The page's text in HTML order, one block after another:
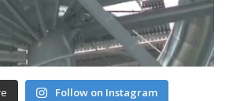
Follow on Instagram